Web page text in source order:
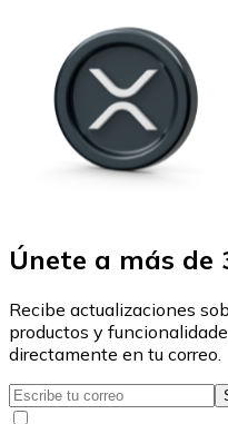
Únete a más de
Recibe actualizaciones
productos y
directamente en tu correo.